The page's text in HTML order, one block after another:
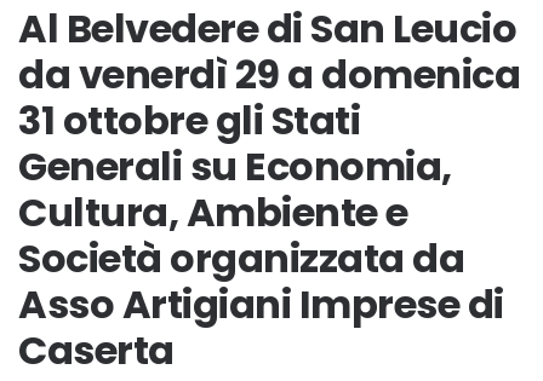
Al Belvedere di San Leucio
da venerdì 29 a domenica
31 ottobre gli Stati
Generali su Economia,
Cultura, Ambiente e
Società organizzata da
Asso Artigiani Imprese di
Caserta